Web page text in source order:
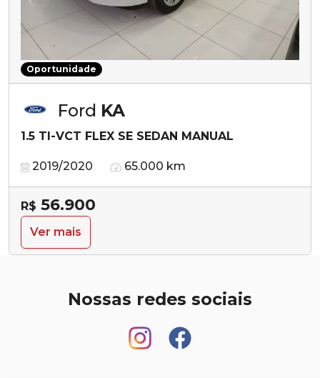
Oportunidade
Ford KA
1.5 TI-VCT FLEX SE SEDAN MANUAL
2019/2020 65.000 km
R$ 56.900
Ver mais
Nossas redes sociais